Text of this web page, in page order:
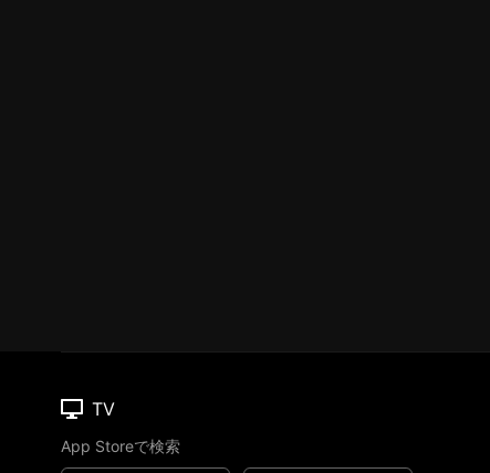
TV
App Storeで検索